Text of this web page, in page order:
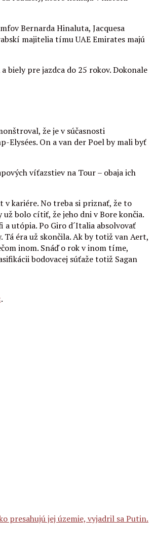
Bernarda Hinaluta, Jacquesa
majitelia tímu UAE Emirates majú
biely pre jazdca do 25 rokov. Dokonale
že je v súčasnosti
Elysées. On a van der Poel by mali byť
víťazstiev na Tour – obaja ich
kariére. No treba si priznať, že to
bolo cítiť, že jeho dni v Bore končia.
utópia. Po Giro d´Italia absolvovať
Tá éra už skončila. Ak by totiž van Aert,
inom. Snáď o rok v inom tíme,
bodovacej súťaže totiž Sagan
.
presahujú jej územie, vyjadril sa Putin.